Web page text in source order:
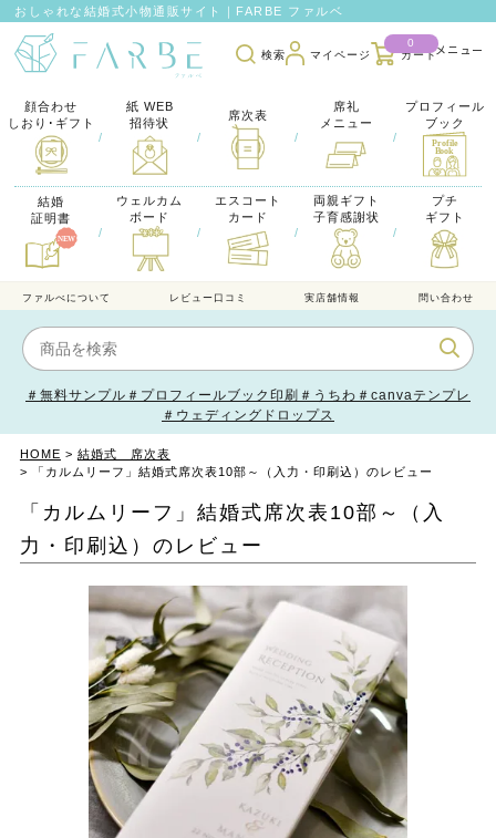
おしゃれな結婚式小物通販サイト｜FARBE ファルベ
検索 マイページ
0
カート
顔合わせ
しおり･ギフト
/
紙 WEB
招待状
/
席次表
/
席礼
メニュー
/
プロフィール
ブック
結婚
証明書
/
ウェルカム
ボード
/
エスコート
カード
/
両親ギフト
子育感謝状
/
プチ
ギフト
ファルべについて レビュー口コミ 実店舗情報 問い合わせ
＃無料サンプル ＃プロフィールブック印刷 ＃うちわ ＃canvaテンプレ
＃ウェディングドロップス
HOME
結婚式 席次表
「カルムリーフ」結婚式席次表10部～（入力・印刷込）のレビュー
「カルムリーフ」結婚式席次表10部～（入
力・印刷込）のレビュー